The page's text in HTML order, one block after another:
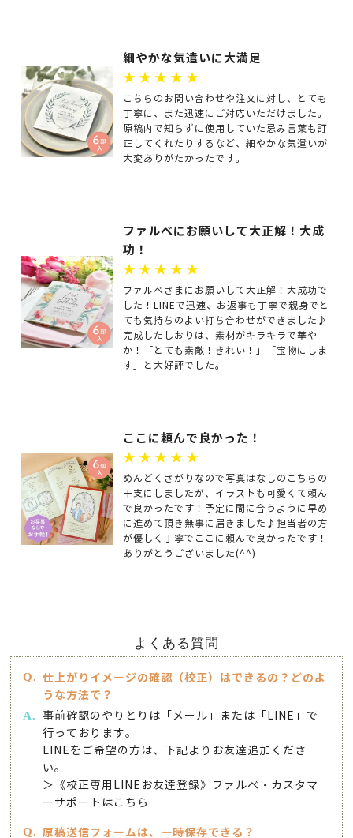
細やかな気遣いに大満足
★★★★★
こちらのお問い合わせや注文に対し、とても
丁寧に、また迅速にご対応いただけました。
原稿内で知らずに使用していた忌み言葉も訂
正してくれたりするなど、細やかな気遣いが
大変ありがたかったです。
ファルべにお願いして大正解！大成
功！
★★★★★
ファルべさまにお願いして大正解！大成功で
した！LINEで迅速、お返事も丁寧で親身でと
ても気持ちのよい打ち合わせができました♪
完成したしおりは、素材がキラキラで華や
か！「とても素敵！きれい！」「宝物にしま
す」と大好評でした。
ここに頼んで良かった！
★★★★★
めんどくさがりなので写真はなしのこちらの
干支にしましたが、イラストも可愛くて頼ん
で良かったです！予定に間に合うように早め
に進めて頂き無事に届きました♪担当者の方
が優しく丁寧でここに頼んで良かったです！
ありがとうございました(^^)
よくある質問
仕上がりイメージの確認（校正）はできるの？どのよ
うな方法で？
事前確認のやりとりは「メール」または「LINE」で
行っております。
LINEをご希望の方は、下記よりお友達追加くださ
い。
＞ 《校正専用LINEお友達登録》ファルベ・カスタマ
ーサポートはこちら
原稿送信フォームは、一時保存できる？